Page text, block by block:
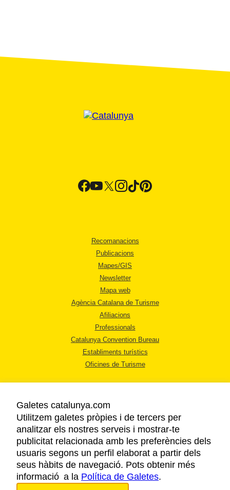
Recomanacions
Publicacions
Mapes/GIS
Newsletter
Mapa web
Agència Catalana de Turisme
Afiliacions
Professionals
Catalunya Convention Bureau
Establiments turístics
Oficines de Turisme
AVÍS LEGAL
POLÍTICA DE PRIVACITAT
COOKIES
ACCESSIBILITAT
Galetes catalunya.com
Utilitzem galetes pròpies i de tercers per
analitzar els nostres serveis i mostrar-te
publicitat relacionada amb les preferències dels
usuaris segons un perfil elaborat a partir dels
seus hàbits de navegació. Pots obtenir més
informació a la Política de Galetes.